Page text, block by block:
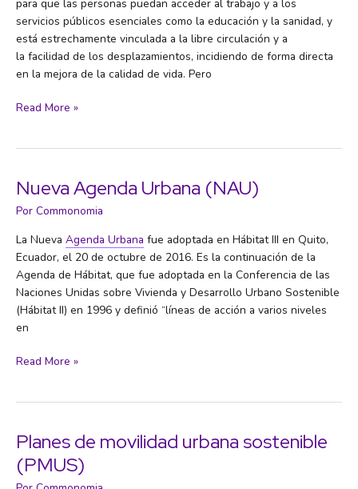
para que las personas puedan acceder al trabajo y a los
servicios públicos esenciales como la educación y la sanidad, y
está estrechamente vinculada a la libre circulación y a
la facilidad de los desplazamientos, incidiendo de forma directa
en la mejora de la calidad de vida. Pero
Movilidad
Read More »
Nueva Agenda Urbana (NAU)
Por Commonomia
La Nueva Agenda Urbana fue adoptada en Hábitat III en Quito,
Ecuador, el 20 de octubre de 2016. Es la continuación de la
Agenda de Hábitat, que fue adoptada en la Conferencia de las
Naciones Unidas sobre Vivienda y Desarrollo Urbano Sostenible
(Hábitat II) en 1996 y definió “líneas de acción a varios niveles
en
Nueva
Read More »
Planes de movilidad urbana sostenible
(PMUS)